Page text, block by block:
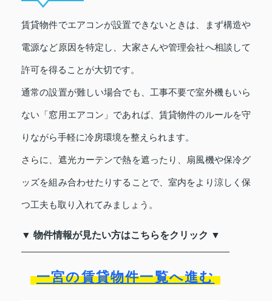
賃貸物件でエアコンが設置できないときは、まず構造や
電源など原因を特定し、大家さんや管理会社へ相談して
許可を得ることが大切です。
通常の設置が難しい場合でも、工事不要で室外機もいら
ない「窓用エアコン」であれば、賃貸物件のルールを守
りながら手軽に冷房環境を整えられます。
さらに、遮光カーテンで熱を遮ったり、扇風機や保冷グ
ッズを組み合わせたりすることで、室内をより涼しく保
つ工夫も取り入れてみましょう。
▼ 物件情報が見たい方はこちらをクリック ▼
一宮の賃貸物件一覧へ進む